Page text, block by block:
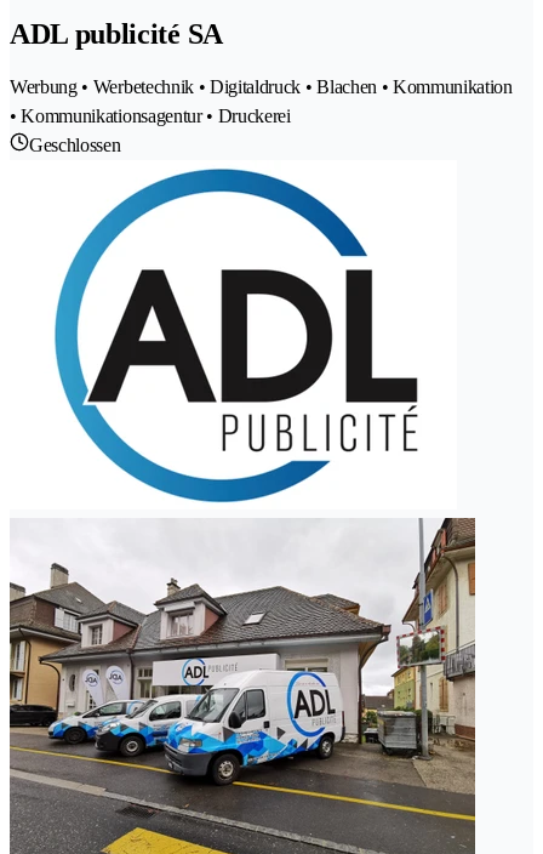
ADL publicité SA
Werbung • Werbetechnik • Digitaldruck • Blachen • Kommunikation
• Kommunikationsagentur • Druckerei
Geschlossen